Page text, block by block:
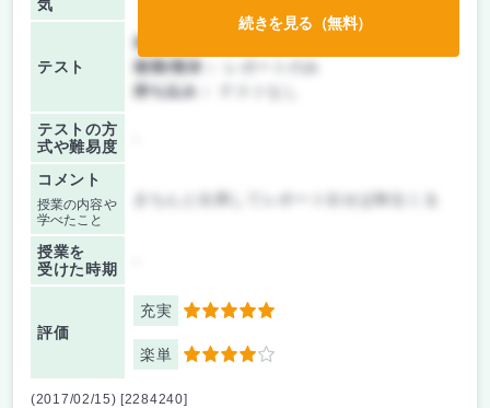
気
テスト
前期/中間：
後期/期末：
持ち込み：
テストの方
式や難易度
コメント
授業の内容や
学べたこと
授業を
受けた時期
評価
充実 5
楽単 4
続きを見る（無料）
(2017/02/15) [2284240]